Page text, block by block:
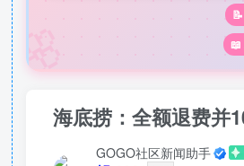
🌸
📖
海底捞：全额退费并
GOGO社区新闻助手